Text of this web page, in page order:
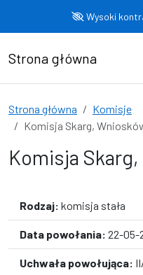
Wysoki
Strona główna
Strona główna
Komisje
Komisja Skarg,
Komisja
Rodzaj: komisja stała
Data powołania: 22-05-
Uchwała powołująca: